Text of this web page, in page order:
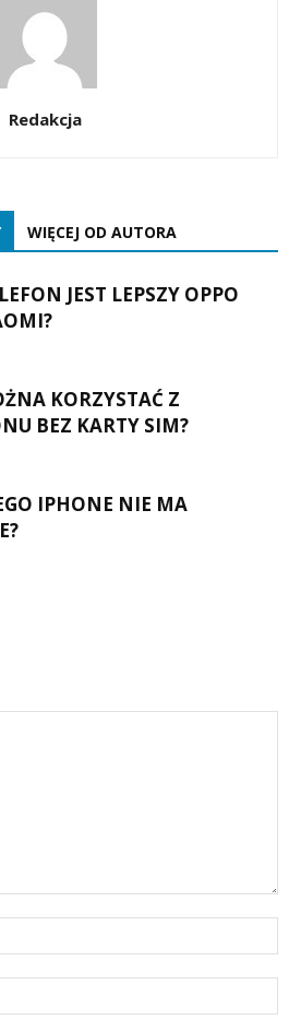
Redakcja
WIĘCEJ OD AUTORA
JEST LEPSZY OPPO
KORZYSTAĆ Z
BEZ KARTY SIM?
IPHONE NIE MA